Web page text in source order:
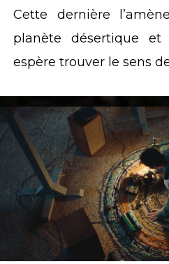
Cette dernière
planète désertique et
espère trouver le sens